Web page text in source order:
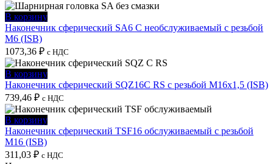
В корзину
Наконечник сферический SA6 C необслуживаемый с резьбой
M6 (ISB)
1073,36 ₽ с НДС
В корзину
Наконечник сферический SQZ16C RS с резьбой M16x1,5 (ISB)
739,46 ₽ с НДС
В корзину
Наконечник сферический TSF16 обслуживаемый с резьбой
M16 (ISB)
311,03 ₽ с НДС